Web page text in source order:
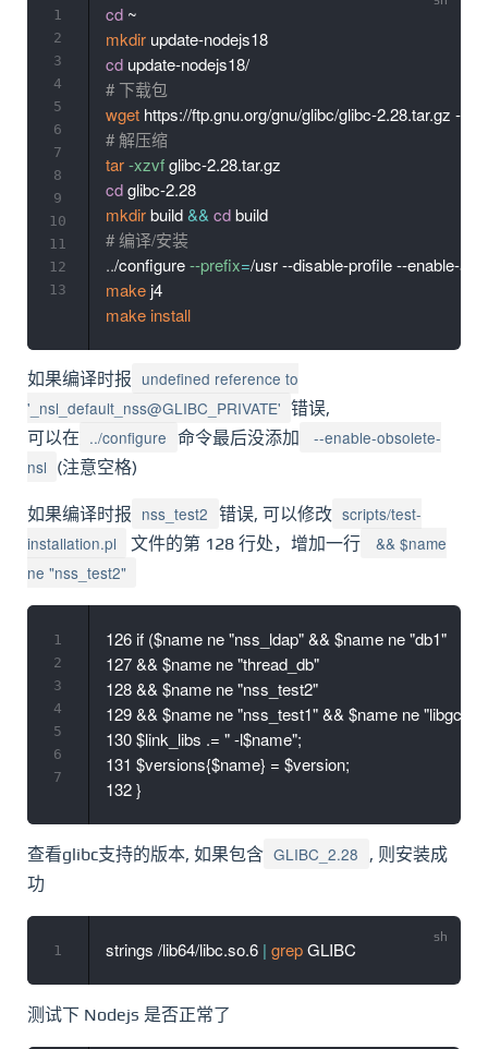
cd
mkdir
cd
# 下载包
wget
# 解压缩
tar-xzvf
cd
mkdir build && cd
# 编译/安装
../configure --prefix=/usr --disable-profile --enable-
make
make install
1
2
3
4
5
6
7
8
9
10
11
12
13
如果编译时报 undefined reference to
'_nsl_default_nss@GLIBC_PRIVATE' 错误,
可以在 ../configure 命令最后没添加
--enable-obsolete-
nsl (注意空格)
如果编译时报 nss_test2 错误, 可以修改 scripts/test-
installation.pl
文件的第 128 行处，增加一行
&& $name
ne "nss_test2"
126 if ($name ne "nss_ldap" && $name ne "db1"
127 && $name ne "thread_db"
128 && $name ne "nss_test2"
129 && $name ne "nss_test1" && $name ne
130 $link_libs .= " -l$name";
131 $versions{$name} = $version;
1
2
3
4
5
6
7
查看glibc支持的版本, 如果包含 GLIBC_2.28
, 则安装成
功
strings /lib64/libc.so.6 | grep
1
测试下 Nodejs 是否正常了